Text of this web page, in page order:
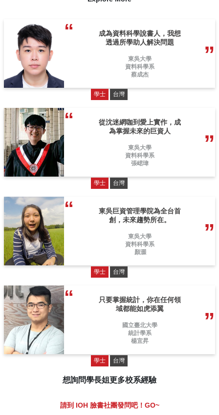
成為資料科學說書人，我想
透過所學助人解決問題
東吳大學
資料科學系
蔡成杰
學士 台灣
從沈迷網咖到愛上實作，成
為掌握未來的巨資人
東吳大學
資料科學系
張峮瑋
學士 台灣
東吳巨資管理學院為全台首
創，未來趨勢所在。
東吳大學
資料科學系
顏灝
學士 台灣
只要掌握統計，你在任何領
域都能如虎添翼
國立臺北大學
統計學系
楊宜昇
學士 台灣
想詢問學長姐更多校系經驗
請到 IOH 臉書社團發問吧！GO~